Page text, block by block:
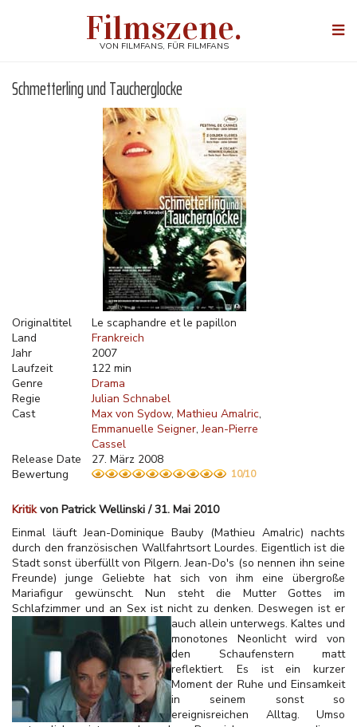
Filmszene.
VON FILMFANS, FÜR FILMFANS
Schmetterling und Taucherglocke
Originaltitel
Le scaphandre et le papillon
Land
Frankreich
Jahr
2007
Laufzeit
122 min
Genre
Drama
Regie
Julian Schnabel
Cast
Max von Sydow Mathieu Amalric
Emmanuelle Seigner Jean-Pierre
Cassel
Release Date
27. März 2008
Bewertung
10/10
Kritikvon Patrick Wellinski / 31. Mai 2010
Einmal läuft Jean-Dominique Bauby (Mathieu Amalric) nachts
durch den französischen Wallfahrtsort Lourdes. Eigentlich ist die
Stadt sonst überfüllt von Pilgern. Jean-Do's (so nennen ihn seine
Freunde) junge Geliebte hat sich von ihm eine übergroße
Mariafigur gewünscht. Nun steht die Mutter Gottes im
Schlafzimmer und an Sex ist nicht zu denken. Deswegen ist er
auch allein unterwegs. Kaltes und
monotones Neonlicht wird von
den Schaufenstern matt
reflektiert. Es ist ein kurzer
Moment der Ruhe und Einsamkeit
in seinem sonst so
ereignisreichen Alltag. Umso